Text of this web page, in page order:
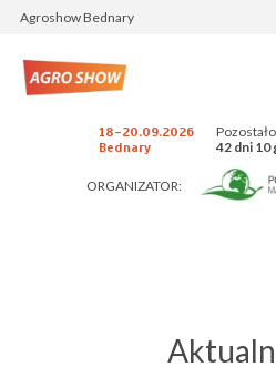
Agroshow Bednary
18-20.09.2026
Bednary
Pozostało
42 dni 10
ORGANIZATOR: